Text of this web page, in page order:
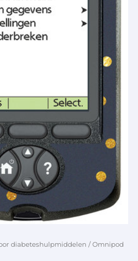
diabeteshulpmiddelen / Omnipod